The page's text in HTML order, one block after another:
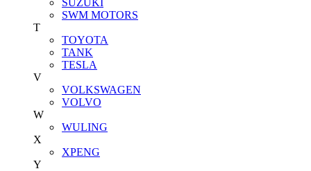
SWM MOTORS
T
TOYOTA
TANK
TESLA
V
VOLKSWAGEN
VOLVO
W
WULING
X
XPENG
Y